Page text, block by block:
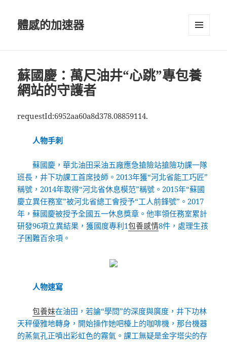
體感的加速器
蘇國慶：萬尺油井“心跳”專包養
網站的守護者
requestId:6952aa60a8d378.08859114.
人物手刺
蘇國慶，華北油田采油五廠應急搶險站搶險功課一隊
班長，井下功課工首席技師。2013年獲“河北省能工巧匠”
稱號，2014年取得“河北省休息模范”稱號。2015年“蘇國
慶立異任務室”被河北省總工會授予“工人前鋒號”。2017
年，蘇國慶被授予全國五一休息獎章。他率領任務室累計
研發96項立異結果，獲國度專利1包養感情8件，處理生孩
子困難百余項。
人物速寫
包養妹在油田，若論“學問”的深度與廣度，井下功林
天秤優雅地轉身，開始操作她吧檯上的咖啡機，那台機器
的蒸氣孔正噴出彩虹色的霧氣。課工無疑是金字塔尖的存